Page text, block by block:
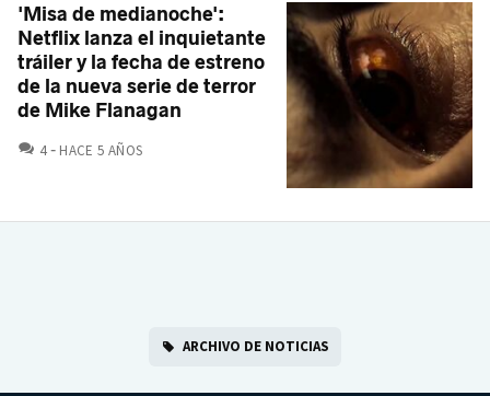
'Misa de medianoche':
Netflix lanza el inquietante
tráiler y la fecha de estreno
de la nueva serie de terror
de Mike Flanagan
4 COMENTARIOS
HACE 5 AÑOS
ARCHIVO DE NOTICIAS